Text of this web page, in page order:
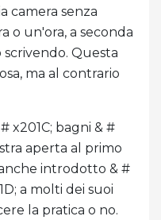
camera senza
o un'ora, a seconda
Questa
ma al contrario
x201C; bagni & #
aperta al primo
introdotto & #
a molti dei suoi
la pratica o no.